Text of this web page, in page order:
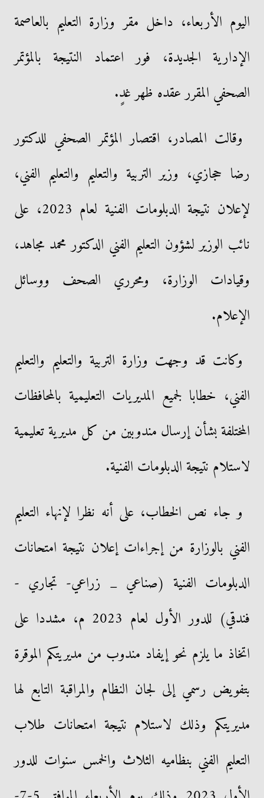
اليوم الأربعاء، داخل مقر وزارة التعليم بالعاصمة
الإدارية الجديدة، فور اعتماد النتيجة بالمؤتمر
الصحفي المقرر عقده ظهر غدٍ.
وقالت المصادر، اقتصار المؤتمر الصحفي للدكتور
رضا حجازي، وزير التربية والتعليم والتعليم الفني،
لإعلان نتيجة الدبلومات الفنية لعام 2023، على
نائب الوزير لشؤون التعليم الفني الدكتور محمد مجاهد،
وقيادات الوزارة، ومحرري الصحف ووسائل
الإعلام.
وكانت قد وجهت وزارة التربية والتعليم والتعليم
الفني، خطابا لجميع المديريات التعليمية بالمحافظات
المختلفة بشأن إرسال مندوبين من كل مديرية تعليمية
لاستلام نتيجة الدبلومات الفنية.
و جاء نص الخطاب، على أنه نظرا لإنهاء التعليم
الفني بالوزارة من إجراءات إعلان نتيجة امتحانات
الدبلومات الفنية (صناعي _ زراعي- تجاري -
فندقي) للدور الأول لعام 2023 م، مشددا على
اتخاذ ما يلزم نحو إيفاد مندوب من مديريتكم الموقرة
بتفويض رسمي إلى لجان النظام والمراقبة التابع لها
مديريتكم وذلك لاستلام نتيجة امتحانات طلاب
التعليم الفني بنظاميه الثلاث والخمس سنوات للدور